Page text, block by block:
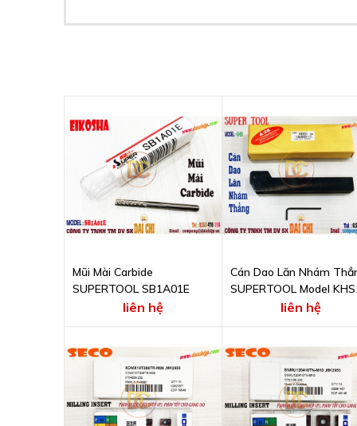
Mũi Mài Carbide
SUPERTOOL SB1A01E
liên hệ
Cán Dao Lăn Nhám
SUPERTOOL Model
liên hệ